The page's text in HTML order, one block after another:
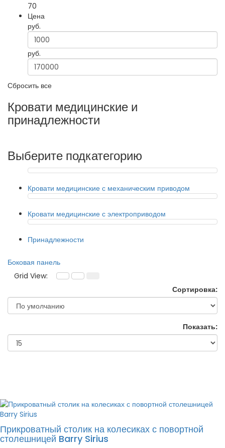
70
Цена
руб.
руб.
Сбросить все
Кровати медицинские и
принадлежности
Выберите подкатегорию
Кровати медицинские с механическим приводом
Кровати медицинские с электроприводом
Принадлежности
Боковая панель
Grid View:
Сортировка:
Показать:
Прикроватный столик на колесиках с повортной
столешницей Barry Sirius